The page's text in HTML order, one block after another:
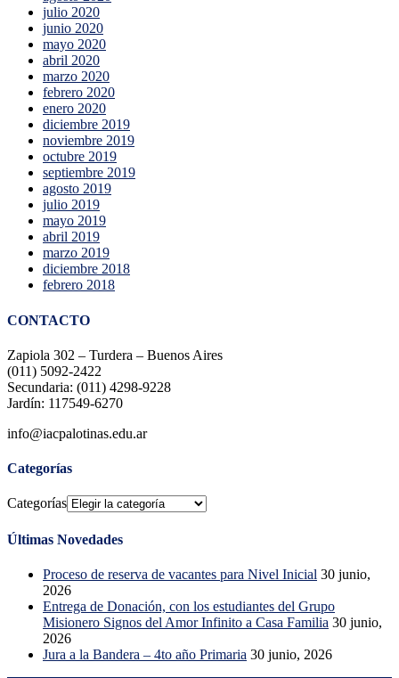
julio 2020
junio 2020
mayo 2020
abril 2020
marzo 2020
febrero 2020
enero 2020
diciembre 2019
noviembre 2019
octubre 2019
septiembre 2019
agosto 2019
julio 2019
mayo 2019
abril 2019
marzo 2019
diciembre 2018
febrero 2018
CONTACTO
Zapiola 302 – Turdera – Buenos Aires
(011) 5092-2422
Secundaria: (011) 4298-9228
Jardín: 117549-6270
info@iacpalotinas.edu.ar
Categorías
Categorías
Últimas Novedades
Proceso de reserva de vacantes para Nivel Inicial 30 junio,
2026
Entrega de Donación, con los estudiantes del Grupo
Misionero Signos del Amor Infinito a Casa Familia 30 junio,
2026
Jura a la Bandera – 4to año Primaria 30 junio, 2026